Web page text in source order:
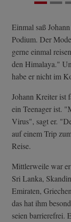
Einmal saß
Podium. Der
gerne einmal
den Himalaya."
habe er nicht im
Johann Kreiter ist
ein Teenager ist.
Virus", sagt er.
auf einem Trip
Reise.
Mittlerweile war
Sri Lanka,
Emiraten,
das hat ihm
seien barrierefrei.